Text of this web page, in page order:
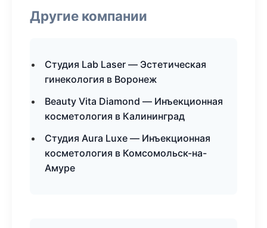
Другие компании
Студия Lab Laser — Эстетическая
гинекология в Воронеж
Beauty Vita Diamond — Инъекционная
косметология в Калининград
Студия Aura Luxe — Инъекционная
косметология в Комсомольск-на-
Амуре